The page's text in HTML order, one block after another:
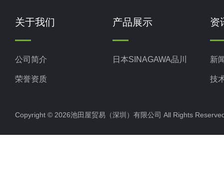
关于我们
公司简介
荣誉资质
产品展示
日本SINAGAWA品川
资
新
技
Copyright © 2026池田屋贸易（深圳）有限公司 All Rights